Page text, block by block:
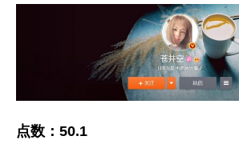
点数： 50.1